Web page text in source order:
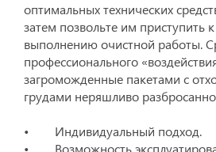
оптимальных технических
затем позвольте им приступить
выполнению очистной работы.
профессионального
загроможденные пакетами с
грудами неряшливо
• Индивидуальный подход.
• Возможность